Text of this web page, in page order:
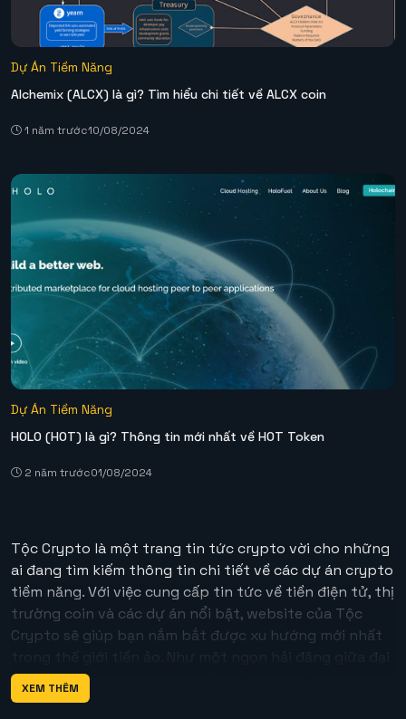
Dự Án Tiềm Năng
Alchemix (ALCX) là gì? Tìm hiểu chi tiết về ALCX coin
1 năm trước10/08/2024
Dự Án Tiềm Năng
HOLO (HOT) là gì? Thông tin mới nhất về HOT Token
2 năm trước01/08/2024
Tộc Crypto là một trang tin tức crypto vời cho những
ai đang tìm kiếm thông tin chi tiết về các dự án crypto
tiềm năng. Với việc cung cấp tin tức về tiền điện tử, thị
trường coin và các dự án nổi bật, website của Tộc
Crypto sẽ giúp bạn nắm bắt được xu hướng mới nhất
dương mờ mịt, Tộc Crypto dẫn dắt bạn đến với những
thông tin hữu ích và đáng tin cậy. Bạn có thể khám
XEM THÊM